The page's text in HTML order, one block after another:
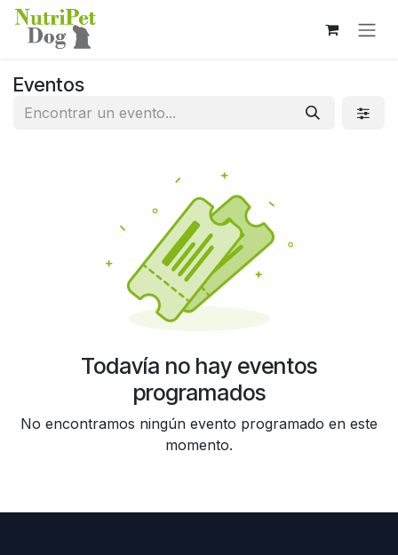
Ir al contenido
Eventos
Todavía no hay eventos
programados
No encontramos ningún evento programado en este
momento.